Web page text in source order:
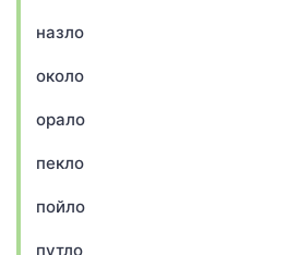
назло
около
орало
пекло
пойло
путло